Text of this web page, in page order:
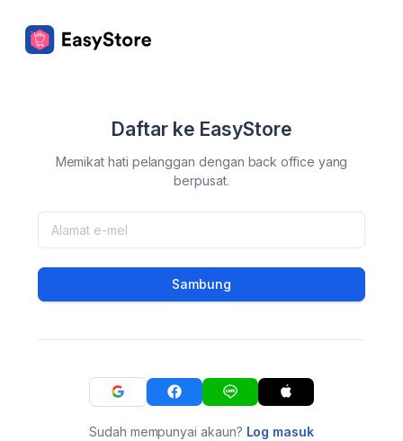
Daftar ke EasyStore
Memikat hati pelanggan dengan back office yang
berpusat.
Sambung
Sudah mempunyai akaun? Log masuk